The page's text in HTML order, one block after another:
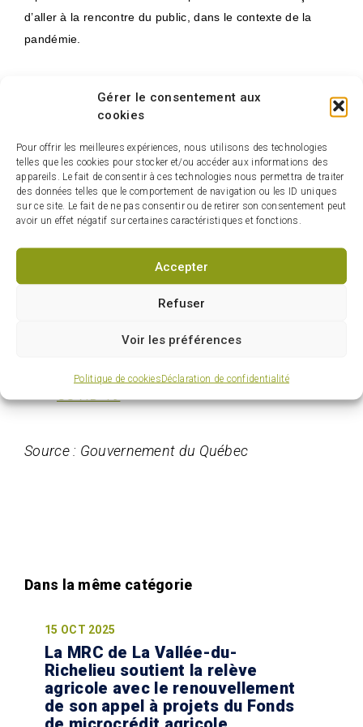
Gérer le consentement aux
cookies
Pour offrir les meilleures expériences, nous utilisons des technologies
telles que les cookies pour stocker et/ou accéder aux informations des
appareils. Le fait de consentir à ces technologies nous permettra de traiter
des données telles que le comportement de navigation ou les ID uniques
sur ce site. Le fait de ne pas consentir ou de retirer son consentement peut
avoir un effet négatif sur certaines caractéristiques et fonctions.
Accepter
Refuser
Voir les préférences
Politique de cookiesDéclaration de confidentialité
d’aller à la rencontre du public, dans le contexte de la
pandémie.
Fait saillant
de développement des entreprises culturelles
(SODEC), de Bibliothèque et Archives nationales du
Québec (BAnQ) et du Conseil des arts et des lettres
du Québec (CALQ) ne sont pas admissibles.
Liens connexes
Plan de relance économique du milieu
Fonds régional d’urgence pour les
organismes affectés par la pandémie de
COVID-19
Source : Gouvernement du Québec
15 OCT 2025
La MRC de La Vallée-du-
Richelieu soutient la relève
agricole avec le renouvellement
de son appel à projets du Fonds